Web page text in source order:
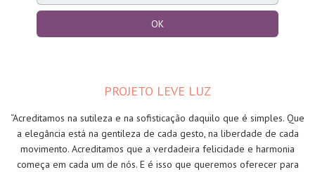
PROJETO LEVE LUZ
“Acreditamos na sutileza e na sofisticação daquilo que é simples. Que
a elegância está na gentileza de cada gesto, na liberdade de cada
movimento. Acreditamos que a verdadeira felicidade e harmonia
começa em cada um de nós. E é isso que queremos oferecer para